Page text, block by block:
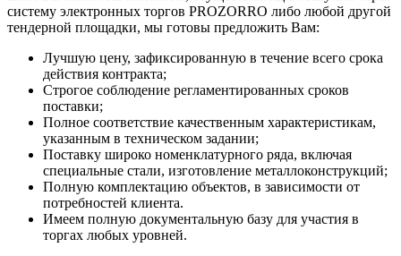
систему электронных торгов PROZORRO либо любой другой
тендерной площадки, мы готовы предложить Вам:
Лучшую цену, зафиксированную в течение всего срока
действия контракта;
Строгое соблюдение регламентированных сроков
поставки;
Полное соответствие качественным характеристикам,
указанным в техническом задании;
Поставку широко номенклатурного ряда, включая
специальные стали, изготовление металлоконструкций;
Полную комплектацию объектов, в зависимости от
потребностей клиента.
Имеем полную документальную базу для участия в
торгах любых уровней.